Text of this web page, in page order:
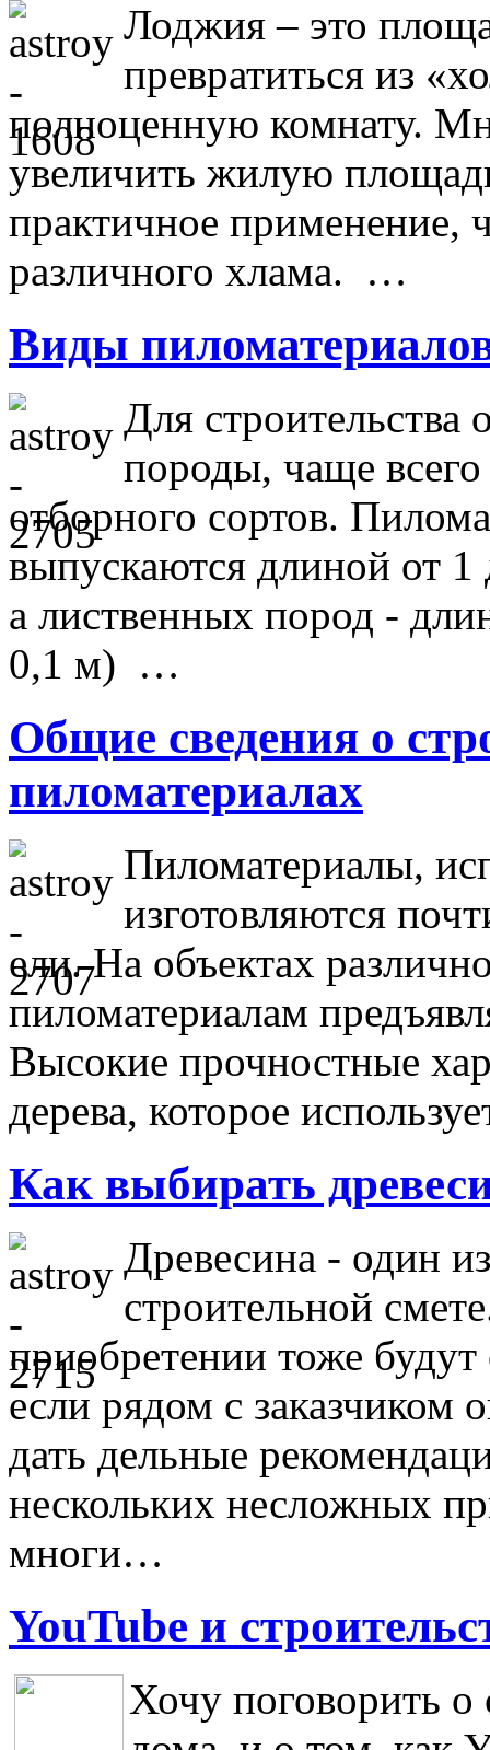
Лоджия – это
превратиться из
полноценную комнату.
увеличить жилую
практичное применение,
различного хлама. …
Виды
Для
породы, чаще всего
отборного сортов.
выпускаются длиной от
а лиственных пород -
0,1 м) …
Общие сведения о
пиломатериалах
Пиломатериалы,
изготовляются
ели. На объектах
пиломатериалам
Высокие прочностные
дерева, которое
Как выбирать
Древесина - один
строительной
приобретении тоже
если рядом с заказчиком
дать дельные
нескольких несложных
многи…
YouTube и
Хочу поговорить о